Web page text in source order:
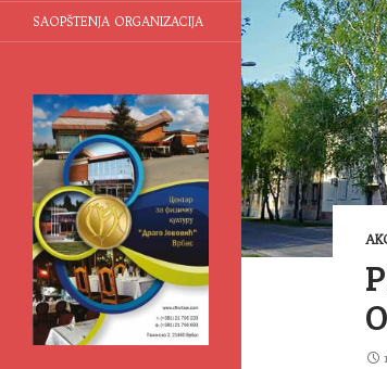
SAOPŠTENJA ORGANIZACIJA